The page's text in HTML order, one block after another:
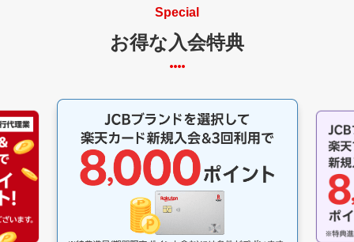
Special
お得な入会特典